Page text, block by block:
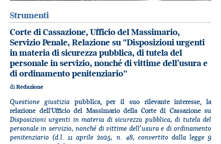
Strumenti
Corte di Cassazione, Ufficio del Massimario,
Servizio Penale, Relazione su "Disposizioni urgenti
in materia di sicurezza pubblica, di tutela del
personale in servizio, nonché di vittime dell’usura e
di ordinamento penitenziario"
di Redazione
Questione giustizia pubblica, per il suo rilevante interesse, la
relazione dell'Ufficio del Massimario della Corte di Cassazione su
Disposizioni urgenti in materia di sicurezza pubblica, di tutela del
personale in servizio, nonché di vittime dell’usura e di ordinamento
penitenziario (d.l. 11 aprile 2025, n. 48, convertito dalla legge 9